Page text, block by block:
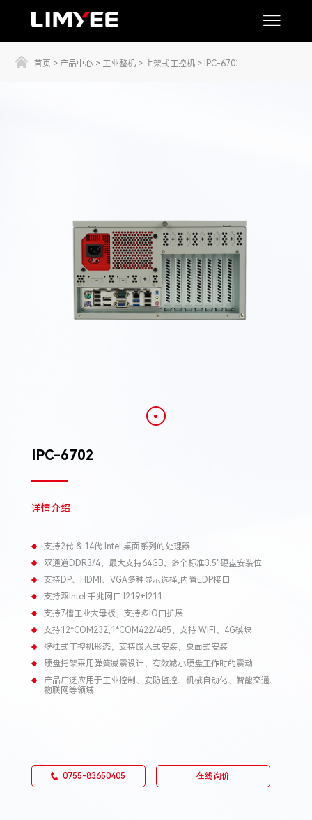
首页 > 产品中心 > 工业整机 > 上架式工控机 > IPC-6702
IPC-6702
详情介绍
支持2代 & 14代 Intel 桌面系列的处理器
双通道DDR3/4，最大支持64GB，多个标准3.5"硬盘安装位
支持DP、HDMI、VGA多种显示选择,内置EDP接口
支持双Intel 千兆网口 I219+I211
支持7槽工业大母板，支持多IO口扩展
支持12*COM232,1*COM422/485，支持 WIFI、4G模块
壁挂式工控机形态，支持嵌入式安装，桌面式安装
硬盘托架采用弹簧减震设计，有效减小硬盘工作时的震动
产品广泛应用于工业控制、安防监控、机械自动化、智能交通、
物联网等领域
0755-83650405 在线询价